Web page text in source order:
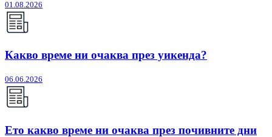
01.08.2026
Какво време ни очаква през уикенда?
06.06.2026
Ето какво време ни очаква през почивните дни